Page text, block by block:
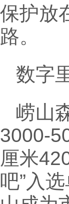
保护放
路。
数字
崂山
3000-
厘米
吧”入